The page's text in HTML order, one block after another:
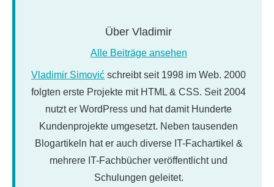
Über Vladimir
Alle Beiträge ansehen
Vladimir Simović schreibt seit 1998 im Web. 2000
folgten erste Projekte mit HTML & CSS. Seit 2004
nutzt er WordPress und hat damit Hunderte
Kundenprojekte umgesetzt. Neben tausenden
Blogartikeln hat er auch diverse IT-Fachartikel &
mehrere IT-Fachbücher veröffentlicht und
Schulungen geleitet.